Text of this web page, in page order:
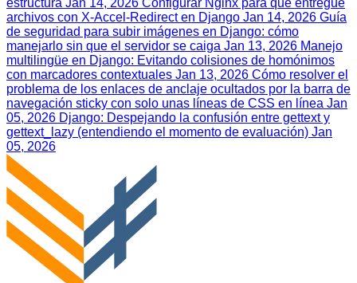
archivos con X-Accel-Redirect en Django Jan 14, 2026 Guía
de seguridad para subir imágenes en Django: cómo
manejarlo sin que el servidor se caiga Jan 13, 2026 Manejo
multilingüe en Django: Evitando colisiones de homónimos
con marcadores contextuales Jan 13, 2026 Cómo resolver el
problema de los enlaces de anclaje ocultados por la barra de
navegación sticky con solo unas líneas de CSS en línea Jan
05, 2026 Django: Despejando la confusión entre gettext y
gettext_lazy (entendiendo el momento de evaluación) Jan
05, 2026